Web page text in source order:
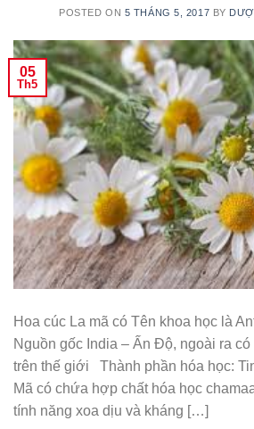
POSTED ON 5 THÁNG 5, 2017 BY
05
Th5
Hoa cúc La mã có Tên khoa học là
Nguồn gốc India – Ấn Độ, ngoài ra
trên thế giới Thành phần hóa học:
Mã có chứa hợp chất hóa học
tính năng xoa dịu và kháng […]